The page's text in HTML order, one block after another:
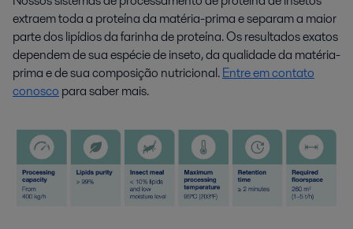
extraem toda a proteína da matéria-prima e separam a maior
parte dos lipídios da farinha de proteína. Os resultados exatos
dependem de sua espécie de inseto, da qualidade da matéria-
prima e de sua composição nutricional.Entre em contato
conosco para saber mais.